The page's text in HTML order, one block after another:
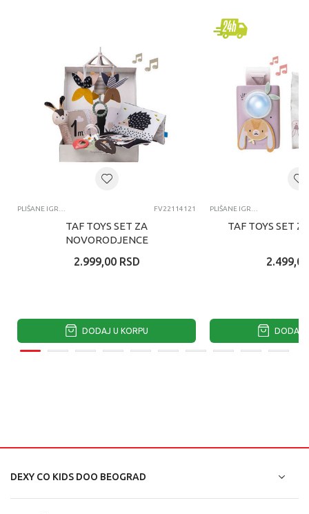
PLIŠANE IGRAČKE ZA BEBE FV22114121
TAF TOYS SET ZA
NOVORODJENCE
2.999,00 RSD
DODAJ U KORPU
PLIŠANE IGRAČKE ZA BEBE
TAF TOYS SET
2.499,00
DODAJ
DEXY CO KIDS DOO BEOGRAD